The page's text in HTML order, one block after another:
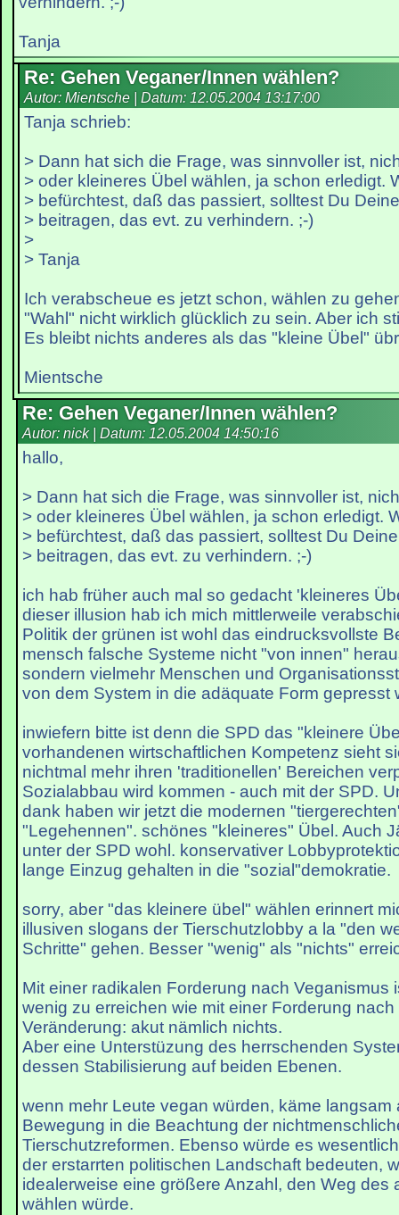
Tanja
Re: Gehen Veganer/Innen wählen?
Autor: Mientsche | Datum: 12.05.2004 13:17:00
Tanja schrieb:
> Dann hat sich die Frage, was sinnvoller ist,
> oder kleineres Übel wählen, ja schon erledigt.
> befürchtest, daß das passiert, solltest Du
> beitragen, das evt. zu verhindern. ;-)
>
> Tanja
Ich verabscheue es jetzt schon, wählen zu
"Wahl" nicht wirklich glücklich zu sein. Aber ich
Es bleibt nichts anderes als das "kleine Übel"
Mientsche
Re: Gehen Veganer/Innen wählen?
Autor: nick | Datum: 12.05.2004 14:50:16
hallo,
> Dann hat sich die Frage, was sinnvoller ist,
> oder kleineres Übel wählen, ja schon erledigt.
> befürchtest, daß das passiert, solltest Du
> beitragen, das evt. zu verhindern. ;-)
ich hab früher auch mal so gedacht 'kleineres
dieser illusion hab ich mich mittlerweile
Politik der grünen ist wohl das eindrucksvollste
mensch falsche Systeme nicht "von innen"
sondern vielmehr Menschen und
von dem System in die adäquate Form gepresst
inwiefern bitte ist denn die SPD das "kleinere
vorhandenen wirtschaftlichen Kompetenz sieht
nichtmal mehr ihren 'traditionellen' Bereichen
Sozialabbau wird kommen - auch mit der SPD.
dank haben wir jetzt die modernen
"Legehennen". schönes "kleineres" Übel. Auch
unter der SPD wohl. konservativer
lange Einzug gehalten in die "sozial"demokratie.
sorry, aber "das kleinere übel" wählen erinnert
illusiven slogans der Tierschutzlobby a la "den
Schritte" gehen. Besser "wenig" als "nichts"
Mit einer radikalen Forderung nach Veganismus
wenig zu erreichen wie mit einer Forderung
Veränderung: akut nämlich nichts.
Aber eine Unterstüzung des herrschenden
dessen Stabilisierung auf beiden Ebenen.
wenn mehr Leute vegan würden, käme langsam
Bewegung in die Beachtung der
Tierschutzreformen. Ebenso würde es
der erstarrten politischen Landschaft bedeuten,
idealerweise eine größere Anzahl, den Weg des
wählen würde.